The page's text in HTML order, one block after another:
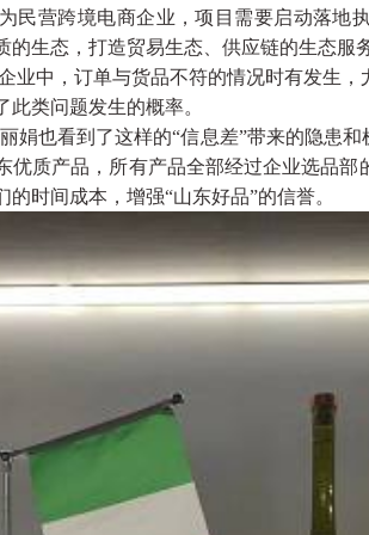
民营跨境电商企业，项目需要启动落地
的生态，打造贸易生态、供应链的生态服
中，订单与货品不符的情况时有发生，
类问题发生的概率。
也看到了这样的“信息差”带来的隐患和
优质产品，所有产品全部经过企业选品
时间成本，增强“山东好品”的信誉。